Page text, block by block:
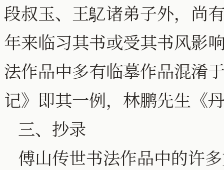
段叔玉、王鳦诸弟子外，尚
年来临习其书或受其书风影
法作品中多有临摹作品混淆
记》即其一例，林鹏先生《
三、抄录
傅山传世书法作品中的许